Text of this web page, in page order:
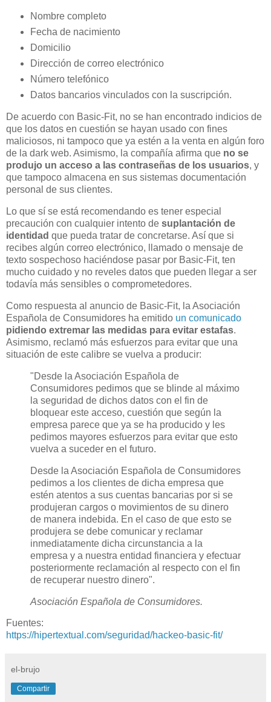
Nombre completo
Fecha de nacimiento
Domicilio
Dirección de correo electrónico
Número telefónico
Datos bancarios vinculados con la suscripción.
De acuerdo con Basic-Fit, no se han encontrado indicios de
que los datos en cuestión se hayan usado con fines
maliciosos, ni tampoco que ya estén a la venta en algún foro
de la dark web. Asimismo, la compañía afirma que no se
produjo un acceso a las contraseñas de los usuarios, y
que tampoco almacena en sus sistemas documentación
personal de sus clientes.
Lo que sí se está recomendando es tener especial
precaución con cualquier intento de suplantación de
identidad que pueda tratar de concretarse. Así que si
recibes algún correo electrónico, llamado o mensaje de
texto sospechoso haciéndose pasar por Basic-Fit, ten
mucho cuidado y no reveles datos que pueden llegar a ser
todavía más sensibles o comprometedores.
Como respuesta al anuncio de Basic-Fit, la Asociación
Española de Consumidores ha emitido un comunicado
pidiendo extremar las medidas para evitar estafas.
Asimismo, reclamó más esfuerzos para evitar que una
situación de este calibre se vuelva a producir:
"Desde la Asociación Española de
Consumidores pedimos que se blinde al máximo
la seguridad de dichos datos con el fin de
bloquear este acceso, cuestión que según la
empresa parece que ya se ha producido y les
pedimos mayores esfuerzos para evitar que esto
vuelva a suceder en el futuro.
Desde la Asociación Española de Consumidores
pedimos a los clientes de dicha empresa que
estén atentos a sus cuentas bancarias por si se
produjeran cargos o movimientos de su dinero
de manera indebida. En el caso de que esto se
produjera se debe comunicar y reclamar
inmediatamente dicha circunstancia a la
empresa y a nuestra entidad financiera y efectuar
posteriormente reclamación al respecto con el fin
de recuperar nuestro dinero".
Asociación Española de Consumidores.
Fuentes:
https://hipertextual.com/seguridad/hackeo-basic-fit/
el-brujo
Compartir